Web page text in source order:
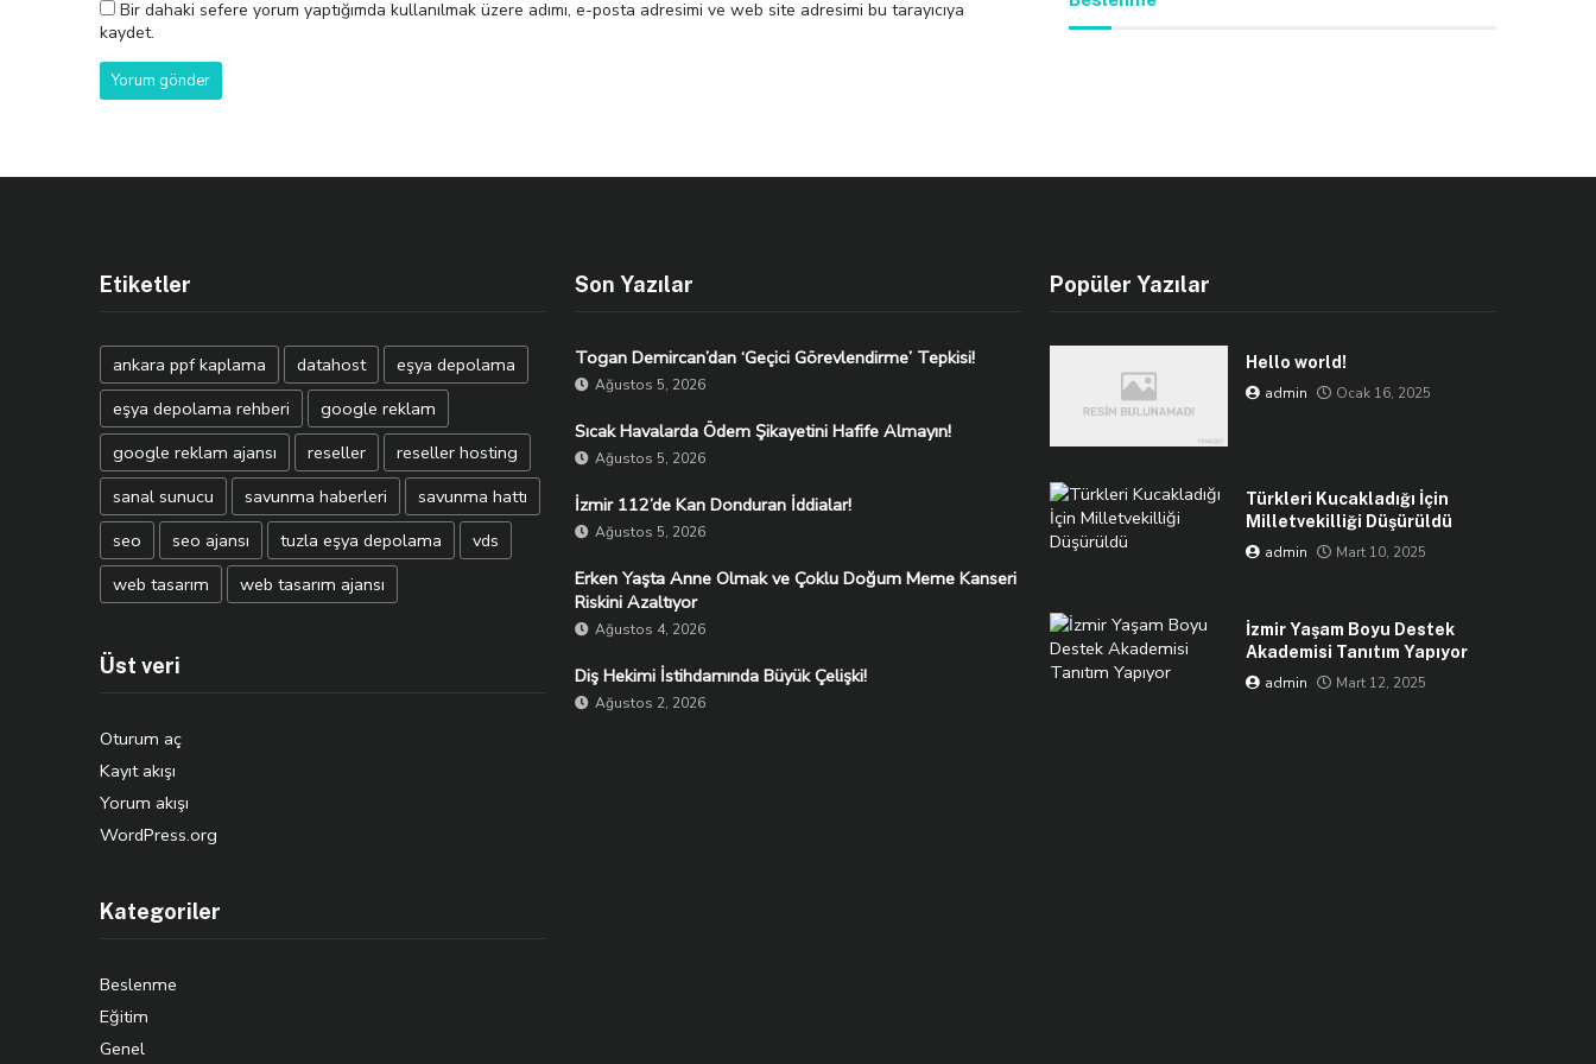
Bir dahaki sefere yorum yaptığımda kullanılmak üzere adımı, e-posta adresimi ve web site adresimi bu tarayıcıya
kaydet.
Etiketler
ankara ppf kaplama datahost
eşya depolama
eşya depolama rehberi
google reklam
google reklam ajansı
reseller
reseller hosting
sanal sunucu
savunma haberleri
savunma hattı
seo
seo ajansı tuzla eşya depolama
vds
web tasarım
web tasarım ajansı
Üst veri
Oturum aç
Kayıt akışı
Yorum akışı
WordPress.org
Kategoriler
Beslenme
Eğitim
Genel
Son Yazılar
Togan Demircan’dan ‘Geçici Görevlendirme’ Tepkisi!
Ağustos 5, 2026
Sıcak Havalarda Ödem Şikayetini Hafife Almayın!
Ağustos 5, 2026
İzmir 112’de Kan Donduran İddialar!
Ağustos 5, 2026
Erken Yaşta Anne Olmak ve Çoklu Doğum Meme Kanseri
Riskini Azaltıyor
Ağustos 4, 2026
Diş Hekimi İstihdamında Büyük Çelişki!
Ağustos 2, 2026
Popüler Yazılar
Hello world!
admin
Ocak 16, 2025
Türkleri Kucakladığı İçin
Milletvekilliği Düşürüldü
admin
Mart 10, 2025
İzmir Yaşam Boyu Destek
Akademisi Tanıtım Yapıyor
admin
Mart 12, 2025